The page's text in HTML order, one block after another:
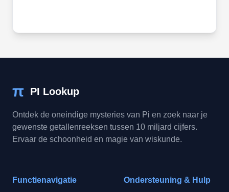
π PI Lookup
Ontdek de oneindige mysteries van Pi en zoek naar je
gewenste getallenreeksen tussen 10 miljard cijfers.
Ervaar de schoonheid en magie van wiskunde.
Functienavigatie Ondersteuning & Hulp